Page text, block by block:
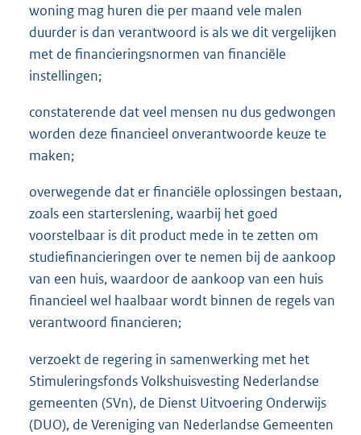
woning mag huren die per maand vele malen
duurder is dan verantwoord is als we dit vergelijken
met de financieringsnormen van financiële
instellingen;
constaterende dat veel mensen nu dus gedwongen
worden deze financieel onverantwoorde keuze te
maken;
overwegende dat er financiële oplossingen bestaan,
zoals een starterslening, waarbij het goed
voorstelbaar is dit product mede in te zetten om
studiefinancieringen over te nemen bij de aankoop
van een huis, waardoor de aankoop van een huis
financieel wel haalbaar wordt binnen de regels van
verantwoord financieren;
verzoekt de regering in samenwerking met het
Stimuleringsfonds Volkshuisvesting Nederlandse
gemeenten (SVn), de Dienst Uitvoering Onderwijs
(DUO), de Vereniging van Nederlandse Gemeenten